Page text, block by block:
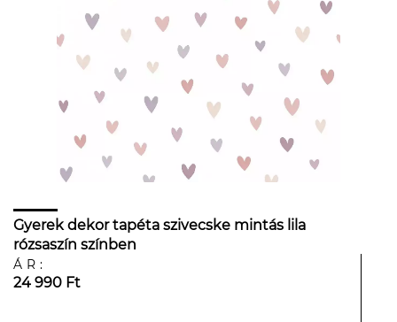
Gyerek dekor tapéta szivecske mintás lila
rózsaszín színben
ÁR:
24 990 Ft